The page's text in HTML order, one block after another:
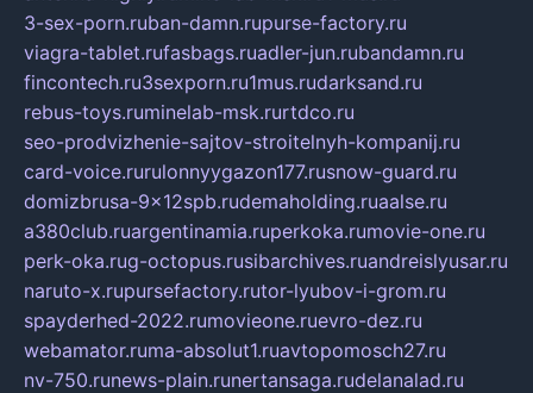
3-sex-porn.ruban-damn.rupurse-factory.ru
viagra-tablet.rufasbags.ruadler-jun.rubandamn.ru
fincontech.ru3sexporn.ru1mus.rudarksand.ru
rebus-toys.ruminelab-msk.rurtdco.ru
seo-prodvizhenie-sajtov-stroitelnyh-kompanij.ru
card-voice.rurulonnyygazon177.rusnow-guard.ru
domizbrusa-9x12spb.rudemaholding.ruaalse.ru
a380club.ruargentinamia.ruperkoka.rumovie-one.ru
perk-oka.rug-octopus.rusibarchives.ruandreislyusar.ru
naruto-x.rupursefactory.rutor-lyubov-i-grom.ru
spayderhed-2022.rumovieone.ruevro-dez.ru
webamator.ruma-absolut1.ruavtopomosch27.ru
nv-750.runews-plain.runertansaga.rudelanalad.ru